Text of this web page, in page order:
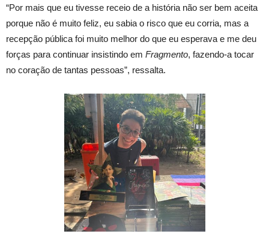
“Por mais que eu tivesse receio de a história não ser bem aceita
porque não é muito feliz, eu sabia o risco que eu corria, mas a
recepção pública foi muito melhor do que eu esperava e me deu
forças para continuar insistindo em Fragmento, fazendo-a tocar
no coração de tantas pessoas”, ressalta.